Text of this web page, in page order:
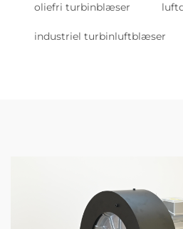
oliefri turbinblæser
industriel turbinluftblæser